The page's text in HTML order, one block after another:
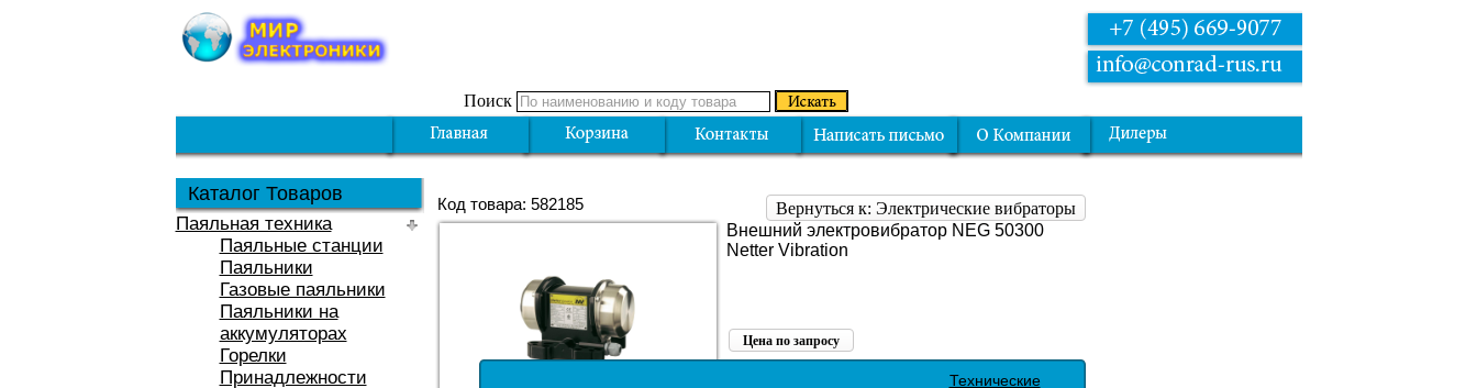
Поиск
Каталог Товаров
Паяльная техника
Паяльные станции
Паяльники
Газовые паяльники
Паяльники на
аккумуляторах
Горелки
Принадлежности
Вернуться к: Электрические вибраторы
Код товара: 582185
Внешний электровибратор NEG 50300
Netter Vibration
Цена по запросу
Технические